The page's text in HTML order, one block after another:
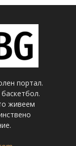
портал.
живеем